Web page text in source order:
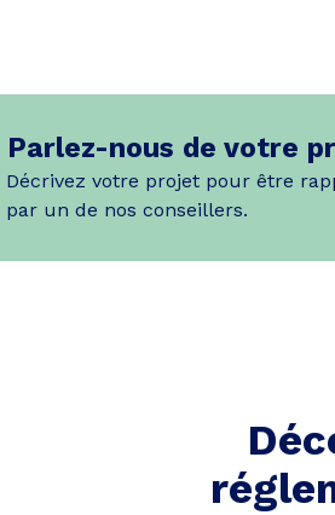
Parlez-nous de votre
Décrivez votre projet pour être
par un de nos conseillers.